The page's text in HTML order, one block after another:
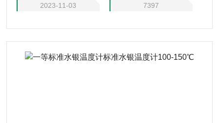
2023-11-03
7397